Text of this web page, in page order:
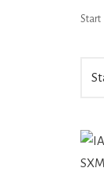
Start